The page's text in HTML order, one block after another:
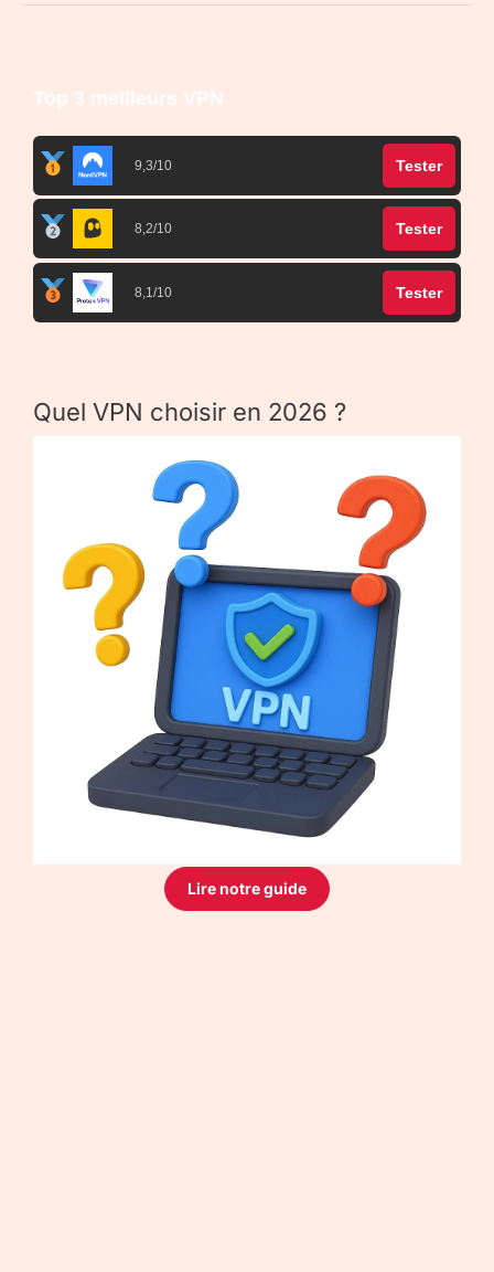
Top 3 meilleurs VPN
9,3/10 Tester
8,2/10 Tester
8,1/10 Tester
Quel VPN choisir en 2026 ?
Lire notre guide